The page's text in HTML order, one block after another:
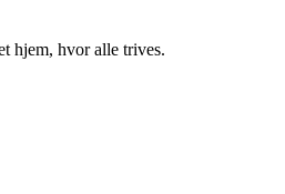
hjem, hvor alle trives.